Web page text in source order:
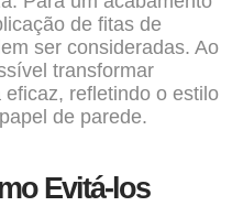
de fitas de
ser consideradas. Ao
transformar
refletindo o estilo
de parede.
Evitá-los